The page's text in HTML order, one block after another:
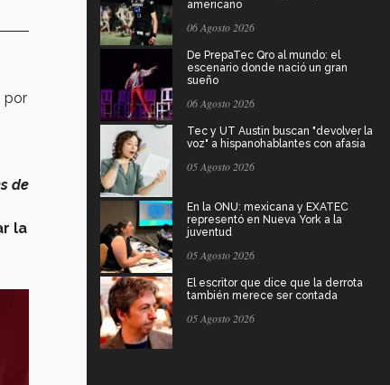
por
de
la
americano
06 Agosto 2026
De PrepaTec Qro al mundo: el
escenario donde nació un gran
sueño
06 Agosto 2026
Tec y UT Austin buscan "devolver la
voz" a hispanohablantes con afasia
05 Agosto 2026
En la ONU: mexicana y EXATEC
representó en Nueva York a la
juventud
05 Agosto 2026
El escritor que dice que la derrota
también merece ser contada
05 Agosto 2026